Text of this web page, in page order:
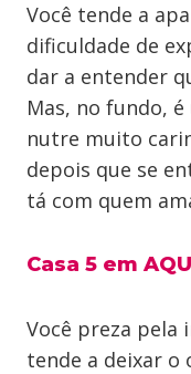
Você tende a
dificuldade de
dar a entender
Mas, no fundo,
nutre muito
depois que se
tá com quem
Casa 5 em
Você preza pela
tende a deixar